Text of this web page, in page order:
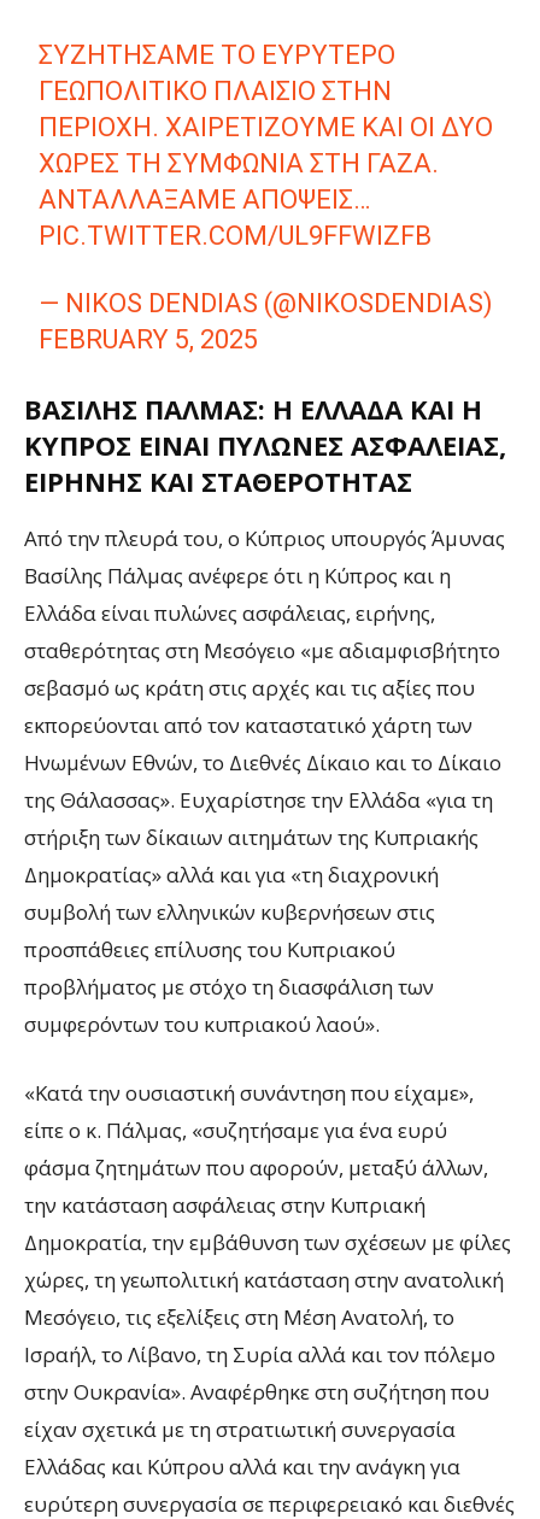
ΣΥΖΗΤΉΣΑΜΕ ΤΟ ΕΥΡΎΤΕΡΟ
ΓΕΩΠΟΛΙΤΙΚΌ ΠΛΑΊΣΙΟ ΣΤΗΝ
ΠΕΡΙΟΧΉ. ΧΑΙΡΕΤΊΖΟΥΜΕ ΚΑΙ ΟΙ ΔΎΟ
ΧΏΡΕΣ ΤΗ ΣΥΜΦΩΝΊΑ ΣΤΗ ΓΆΖΑ.
ΑΝΤΑΛΛΆΞΑΜΕ ΑΠΌΨΕΙΣ…
PIC.TWITTER.COM/UL9FFWIZFB
— NIKOS DENDIAS (@NIKOSDENDIAS)
FEBRUARY 5, 2025
ΒΑΣΊΛΗΣ ΠΆΛΜΑΣ: H ΕΛΛΆΔΑ ΚΑΙ Η
ΚΎΠΡΟΣ ΕΊΝΑΙ ΠΥΛΏΝΕΣ ΑΣΦΆΛΕΙΑΣ,
ΕΙΡΉΝΗΣ ΚΑΙ ΣΤΑΘΕΡΌΤΗΤΑΣ
Από την πλευρά του, ο Κύπριος υπουργός Άμυνας
Βασίλης Πάλμας ανέφερε ότι η Κύπρος και η
Ελλάδα είναι πυλώνες ασφάλειας, ειρήνης,
σταθερότητας στη Μεσόγειο «με αδιαμφισβήτητο
σεβασμό ως κράτη στις αρχές και τις αξίες που
εκπορεύονται από τον καταστατικό χάρτη των
Ηνωμένων Εθνών, το Διεθνές Δίκαιο και το Δίκαιο
της Θάλασσας». Ευχαρίστησε την Ελλάδα «για τη
στήριξη των δίκαιων αιτημάτων της Κυπριακής
Δημοκρατίας» αλλά και για «τη διαχρονική
συμβολή των ελληνικών κυβερνήσεων στις
προσπάθειες επίλυσης του Κυπριακού
προβλήματος με στόχο τη διασφάλιση των
συμφερόντων του κυπριακού λαού».
«Κατά την ουσιαστική συνάντηση που είχαμε»,
είπε ο κ. Πάλμας, «συζητήσαμε για ένα ευρύ
φάσμα ζητημάτων που αφορούν, μεταξύ άλλων,
την κατάσταση ασφάλειας στην Κυπριακή
Δημοκρατία, την εμβάθυνση των σχέσεων με φίλες
χώρες, τη γεωπολιτική κατάσταση στην ανατολική
Μεσόγειο, τις εξελίξεις στη Μέση Ανατολή, το
Ισραήλ, το Λίβανο, τη Συρία αλλά και τον πόλεμο
στην Ουκρανία». Αναφέρθηκε στη συζήτηση που
είχαν σχετικά με τη στρατιωτική συνεργασία
Ελλάδας και Κύπρου αλλά και την ανάγκη για
ευρύτερη συνεργασία σε περιφερειακό και διεθνές